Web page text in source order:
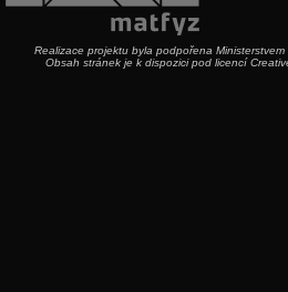
Realizace projektu byla podpořena
Obsah stránek je k dispozici pod licencí